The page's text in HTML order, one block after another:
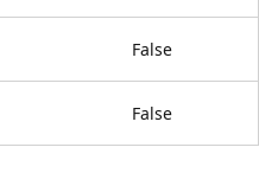
False
False